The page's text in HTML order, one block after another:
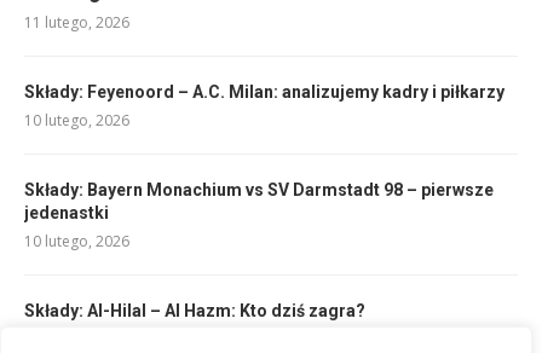
11 lutego, 2026
Składy: Feyenoord – A.C. Milan: analizujemy kadry i piłkarzy
10 lutego, 2026
Składy: Bayern Monachium vs SV Darmstadt 98 – pierwsze
jedenastki
10 lutego, 2026
Składy: Al-Hilal – Al Hazm: Kto dziś zagra?